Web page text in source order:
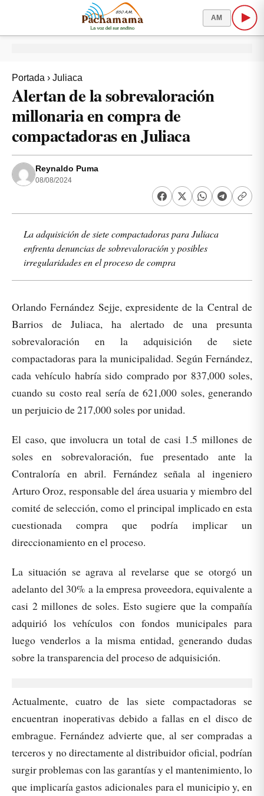
AM
Portada › Juliaca
Alertan de la sobrevaloración
millonaria en compra de
compactadoras en Juliaca
Reynaldo Puma
08/08/2024
La adquisición de siete compactadoras para Juliaca
enfrenta denuncias de sobrevaloración y posibles
irregularidades en el proceso de compra
Orlando Fernández Sejje, expresidente de la Central de
Barrios de Juliaca, ha alertado de una presunta
sobrevaloración en la adquisición de siete
compactadoras para la municipalidad. Según Fernández,
cada vehículo habría sido comprado por 837,000 soles,
cuando su costo real sería de 621,000 soles, generando
un perjuicio de 217,000 soles por unidad.
El caso, que involucra un total de casi 1.5 millones de
soles en sobrevaloración, fue presentado ante la
Contraloría en abril. Fernández señala al ingeniero
Arturo Oroz, responsable del área usuaria y miembro del
comité de selección, como el principal implicado en esta
cuestionada compra que podría implicar un
direccionamiento en el proceso.
La situación se agrava al revelarse que se otorgó un
adelanto del 30% a la empresa proveedora, equivalente a
casi 2 millones de soles. Esto sugiere que la compañía
adquirió los vehículos con fondos municipales para
luego venderlos a la misma entidad, generando dudas
sobre la transparencia del proceso de adquisición.
Actualmente, cuatro de las siete compactadoras se
encuentran inoperativas debido a fallas en el disco de
embrague. Fernández advierte que, al ser compradas a
terceros y no directamente al distribuidor oficial, podrían
surgir problemas con las garantías y el mantenimiento, lo
que implicaría gastos adicionales para el municipio y, en